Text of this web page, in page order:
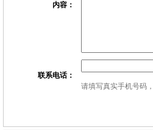
内容：
联系电话：
请填写真实手机号码